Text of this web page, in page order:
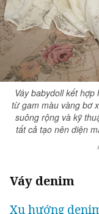
Váy babydoll kết
từ gam màu vàng bơ
suông rộng và kỹ
tất cả tạo nên diện
Váy denim
Xu hướng